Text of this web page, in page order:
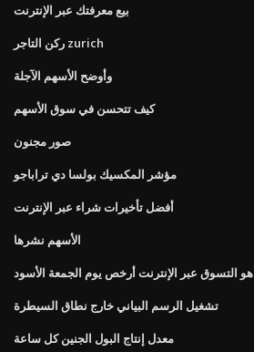
بيع معرفتك عبر الإنترنت
ركن التاجر zurich
وأوضح الأسهم الآجلة
كيف تتحسن في سوق الأسهم
صور مجنون
مؤشر المكسيك بولسا دي تراباجو
أفضل تأخيرات شراء عبر الإنترنت
الأسهم نشرها
هو التسوق عبر الإنترنت أرخص يوم الجمعة الأسود
تشغيل الرسم البياني خارج نطاق السيطرة
معدل إنتاج البول الجنين كل ساعة